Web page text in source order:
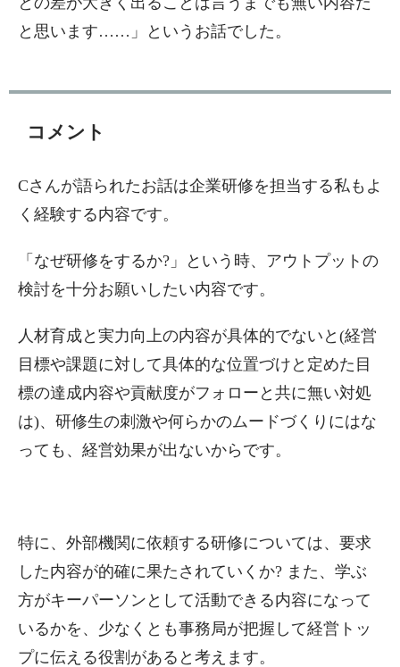
と思います……」というお話でした。
コメント
Cさんが語られたお話は企業研修を担当する私もよ
く経験する内容です。
「なぜ研修をするか?」という時、アウトプットの
検討を十分お願いしたい内容です。
人材育成と実力向上の内容が具体的でないと(経営
目標や課題に対して具体的な位置づけと定めた目
標の達成内容や貢献度がフォローと共に無い対処
は)、研修生の刺激や何らかのムードづくりにはな
っても、経営効果が出ないからです。
特に、外部機関に依頼する研修については、要求
した内容が的確に果たされていくか? また、学ぶ
方がキーパーソンとして活動できる内容になって
いるかを、少なくとも事務局が把握して経営トッ
プに伝える役割があると考えます。